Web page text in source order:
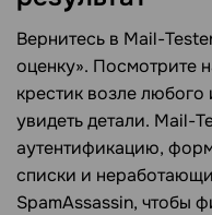
Вернитесь в Mail-
оценку». Посмотрите
крестик возле
увидеть детали. Mail-
аутентификацию,
списки и
SpamAssassin, чтобы